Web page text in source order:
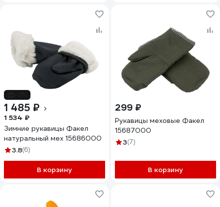
1 485 ₽
1 534 ₽
Зимние рукавицы Факел
натуральный мех 15686000
3.8(6)
В корзину
299 ₽
Рукавицы меховые Факел
15687000
3(7)
В корзину